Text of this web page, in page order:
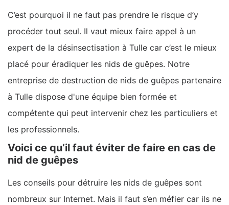
C’est pourquoi il ne faut pas prendre le risque d’y
procéder tout seul. Il vaut mieux faire appel à un
expert de la désinsectisation à Tulle car c’est le mieux
placé pour éradiquer les nids de guêpes. Notre
entreprise de destruction de nids de guêpes partenaire
à Tulle dispose d'une équipe bien formée et
compétente qui peut intervenir chez les particuliers et
les professionnels.
Voici ce qu’il faut éviter de faire en cas de
nid de guêpes
Les conseils pour détruire les nids de guêpes sont
nombreux sur Internet. Mais il faut s’en méfier car ils ne